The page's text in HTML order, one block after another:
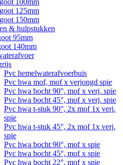
100mm
125mm
150mm
& hulpstukken
95mm
140mm
Pvc hemelwaterafvoerbuis
Pvc hwa mof, mof x verjongd spie
Pvc hwa bocht 90°, mof x verj. spie
Pvc hwa bocht 45°, mof x verj. spie
Pvc hwa t-stuk 90°, 2x mof 1x verj.
spie
Pvc hwa t-stuk 45°, 2x mof 1x verj.
spie
Pvc hwa bocht 90°, mof x spie
Pvc hwa bocht 45°, mof x spie
Pvc hwa bocht 22°, mof x spie